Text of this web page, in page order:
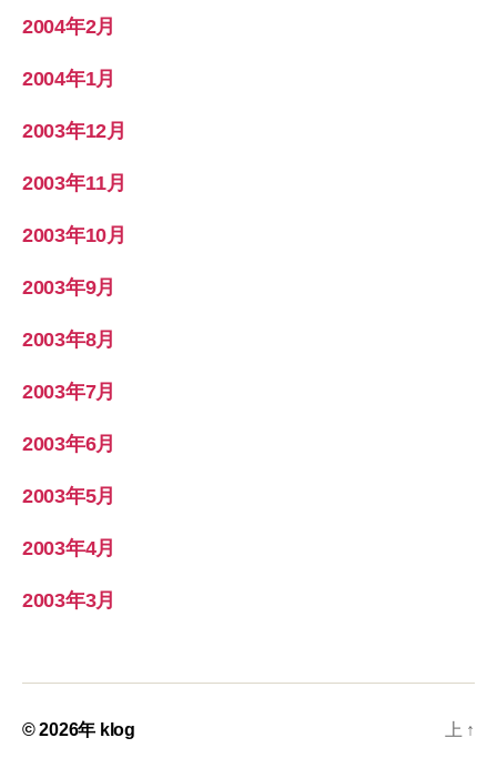
2004年2月
2004年1月
2003年12月
2003年11月
2003年10月
2003年9月
2003年8月
2003年7月
2003年6月
2003年5月
2003年4月
2003年3月
© 2026年 klog 上 ↑